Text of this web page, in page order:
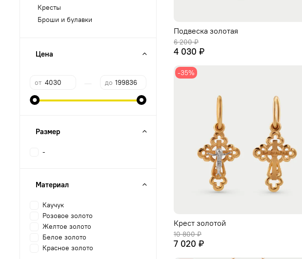
Подвеска золотая
6 200 ₽
4 030 ₽
-35%
Крест золотой
10 800 ₽
7 020 ₽
Кресты
Броши и булавки
Цена
от до
Размер
-
Материал
Каучук
Розовое золото
Желтое золото
Белое золото
Красное золото